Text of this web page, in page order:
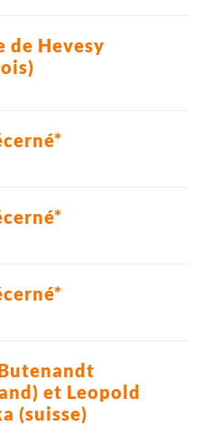
de Hevesy
et Leopold
(suisse)